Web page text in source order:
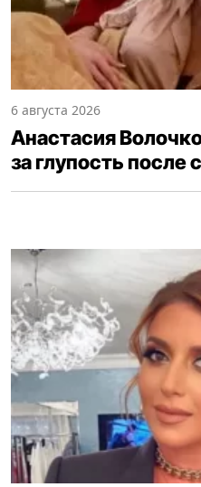
6 августа 2026
Анастасия
за глупость после